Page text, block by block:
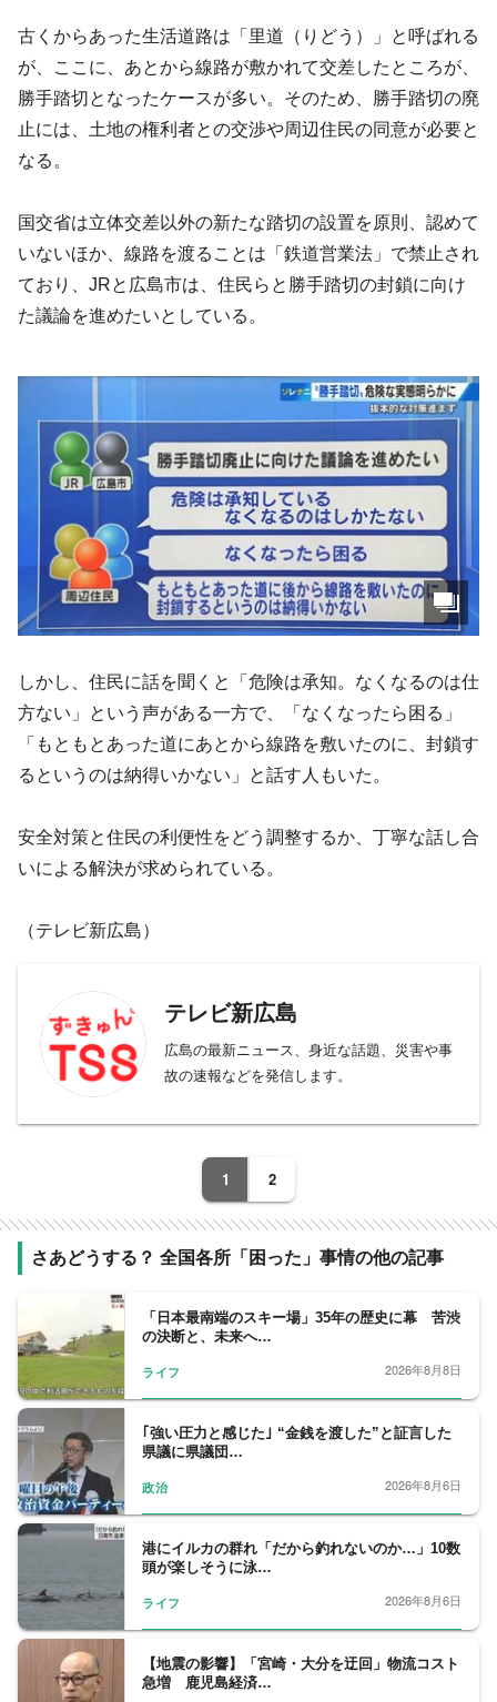
古くからあった生活道路は「里道（りどう）」と呼ばれる
が、ここに、あとから線路が敷かれて交差したところが、
勝手踏切となったケースが多い。そのため、勝手踏切の廃
止には、土地の権利者との交渉や周辺住民の同意が必要と
なる。
国交省は立体交差以外の新たな踏切の設置を原則、認めて
いないほか、線路を渡ることは「鉄道営業法」で禁止され
ており、JRと広島市は、住民らと勝手踏切の封鎖に向け
た議論を進めたいとしている。
しかし、住民に話を聞くと「危険は承知。なくなるのは仕
方ない」という声がある一方で、「なくなったら困る」
「もともとあった道にあとから線路を敷いたのに、封鎖す
るというのは納得いかない」と話す人もいた。
安全対策と住民の利便性をどう調整するか、丁寧な話し合
いによる解決が求められている。
（テレビ新広島）
テレビ新広島
広島の最新ニュース、身近な話題、災害や事
故の速報などを発信します。
1 2
さあどうする？ 全国各所「困った」事情の他の記事
「日本最南端のスキー場」35年の歴史に幕 苦渋
の決断と、未来へ…
ライフ 2026年8月8日
｢強い圧力と感じた｣ “金銭を渡した”と証言した
県議に県議団…
政治 2026年8月6日
港にイルカの群れ「だから釣れないのか…」10数
頭が楽しそうに泳…
ライフ 2026年8月6日
【地震の影響】「宮崎・大分を迂回」物流コスト
急増 鹿児島経済…